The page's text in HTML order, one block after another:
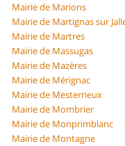
Mairie de Marions
Mairie de Martignas sur
Mairie de Martres
Mairie de Massugas
Mairie de Mazères
Mairie de Mérignac
Mairie de Mesterrieux
Mairie de Mombrier
Mairie de Monprimblanc
Mairie de Montagne